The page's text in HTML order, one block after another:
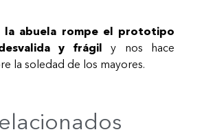
la abuela rompe el prototipo
y frágil y nos hace
la soledad de los mayores.